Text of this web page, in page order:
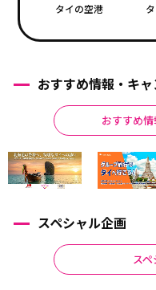
タイの空港
おすすめ情報・キ
おすすめ
スペシャル企画
ス